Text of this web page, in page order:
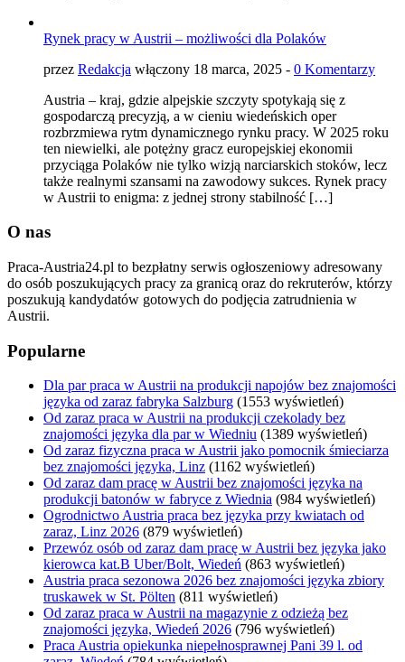
Rynek pracy w Austrii – możliwości dla Polaków
przez Redakcja włączony 18 marca, 2025 - 0 Komentarzy
Austria – kraj, gdzie alpejskie szczyty spotykają się z
gospodarczą precyzją, a w cieniu wiedeńskich oper
rozbrzmiewa rytm dynamicznego rynku pracy. W 2025 roku
ten niewielki, ale potężny gracz europejskiej ekonomii
przyciąga Polaków nie tylko wizją narciarskich stoków, lecz
także realnymi szansami na zawodowy sukces. Rynek pracy
w Austrii to enigma: z jednej strony stabilność […]
O nas
Praca-Austria24.pl to bezpłatny serwis ogłoszeniowy adresowany
do osób poszukujących pracy za granicą oraz do rekruterów, którzy
poszukują kandydatów gotowych do podjęcia zatrudnienia w
Austrii.
Popularne
Dla par praca w Austrii na produkcji napojów bez znajomości
języka od zaraz fabryka Salzburg (1553 wyświetleń)
Od zaraz praca w Austrii na produkcji czekolady bez
znajomości języka dla par w Wiedniu (1389 wyświetleń)
Od zaraz fizyczna praca w Austrii jako pomocnik śmieciarza
bez znajomości języka, Linz (1162 wyświetleń)
Od zaraz dam pracę w Austrii bez znajomości języka na
produkcji batonów w fabryce z Wiednia (984 wyświetleń)
Ogrodnictwo Austria praca bez języka przy kwiatach od
zaraz, Linz 2026 (879 wyświetleń)
Przewóz osób od zaraz dam pracę w Austrii bez języka jako
kierowca kat.B Uber/Bolt, Wiedeń (863 wyświetleń)
Austria praca sezonowa 2026 bez znajomości języka zbiory
truskawek w St. Pölten (811 wyświetleń)
Od zaraz praca w Austrii na magazynie z odzieżą bez
znajomości języka, Wiedeń 2026 (796 wyświetleń)
Praca Austria opiekunka niepełnosprawnej Pani 39 l. od